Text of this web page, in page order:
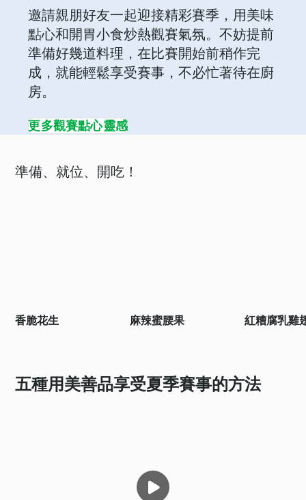
邀請親朋好友一起迎接精彩賽季，用美味
點心和開胃小食炒熱觀賽氣氛。不妨提前
準備好幾道料理，在比賽開始前稍作完
成，就能輕鬆享受賽事，不必忙著待在廚
房。
更多觀賽點心靈感
準備、就位、開吃！
香脆花生 麻辣蜜腰果 紅糟腐乳雞
五種用美善品享受夏季賽事的方法